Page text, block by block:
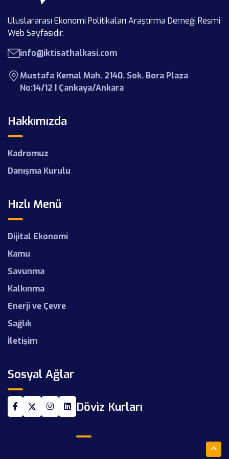
NEXTTECH Projemizin İlk Adımını
Ankara’da Attık!
SEPIP 2025’te Yer Aldık
Gençler Politika Masasında! | Youth
Tax Council – Rapor Lansmanı
İktisat Halkası Akademi-I
İktisat Halkası Güz Staj Ve Eğitim
Programı
Yenilenen Web Sayfamız Yayında!
Uluslararası Ekonomi Politikaları Araştırma Derneği Resmi
Web Sayfasıdır.
info@iktisathalkasi.com
Mustafa Kemal Mah. 2140. Sok. Bora Plaza
No:14/12 | Çankaya/Ankara
Hakkımızda
Kadromuz
Danışma Kurulu
Hızlı Menü
Dijital Ekonomi
Kamu
Savunma
Kalkınma
Enerji ve Çevre
Sağlık
İletişim
Sosyal Ağlar
Döviz Kurları